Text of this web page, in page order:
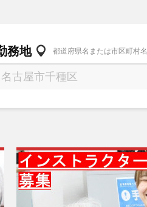
務地 都道府県名または市区町村名